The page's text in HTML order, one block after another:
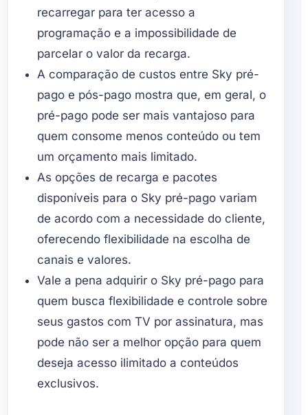
recarregar para ter acesso a
programação e a impossibilidade de
parcelar o valor da recarga.
A comparação de custos entre Sky pré-
pago e pós-pago mostra que, em geral, o
pré-pago pode ser mais vantajoso para
quem consome menos conteúdo ou tem
um orçamento mais limitado.
As opções de recarga e pacotes
disponíveis para o Sky pré-pago variam
de acordo com a necessidade do cliente,
oferecendo flexibilidade na escolha de
canais e valores.
Vale a pena adquirir o Sky pré-pago para
quem busca flexibilidade e controle sobre
seus gastos com TV por assinatura, mas
pode não ser a melhor opção para quem
deseja acesso ilimitado a conteúdos
exclusivos.